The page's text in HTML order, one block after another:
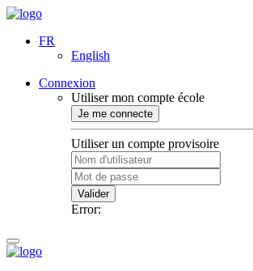
FR
English
Connexion
Utiliser mon compte école
Je me connecte
Utiliser un compte provisoire
Valider
Error: